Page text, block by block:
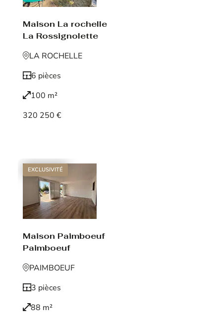
Maison La rochelle
La Rossignolette
LA ROCHELLE
6 pièces
100 m²
320 250 €
EXCLUSIVITÉ
Maison Paimboeuf
Paimboeuf
PAIMBOEUF
3 pièces
88 m²